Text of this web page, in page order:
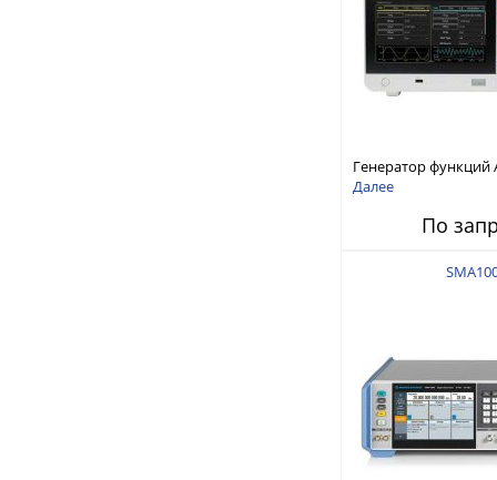
Генератор функций
250 МГц, 14 бит, до 2
Далее
По